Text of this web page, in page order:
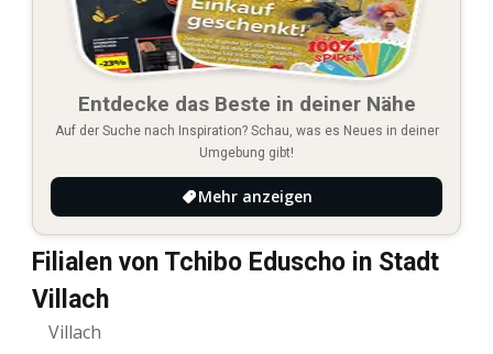
Entdecke das Beste in deiner Nähe
Auf der Suche nach Inspiration? Schau, was es Neues in deiner
Umgebung gibt!
Mehr anzeigen
Filialen von Tchibo Eduscho in Stadt
Villach
Villach